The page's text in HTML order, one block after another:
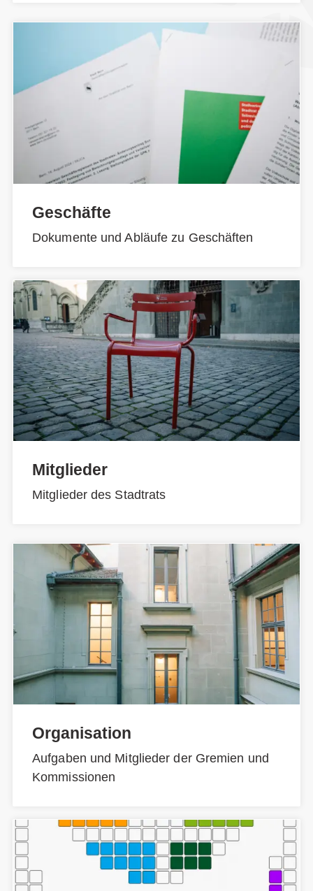
Geschäfte
Dokumente und Abläufe zu Geschäften
Mitglieder
Mitglieder des Stadtrats
Organisation
Aufgaben und Mitglieder der Gremien und
Kommissionen